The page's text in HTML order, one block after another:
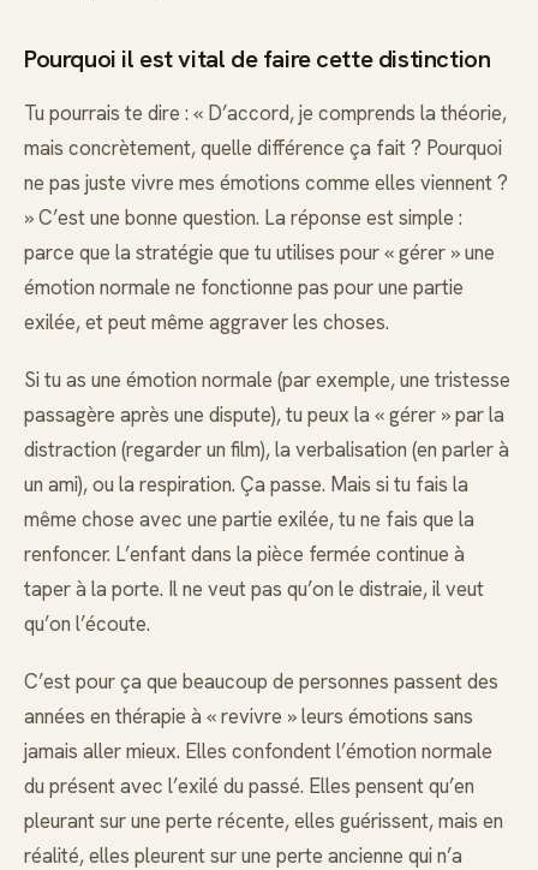
Pourquoi il est vital de faire cette distinction
Tu pourrais te dire : « D’accord, je comprends la théorie,
mais concrètement, quelle différence ça fait ? Pourquoi
ne pas juste vivre mes émotions comme elles viennent ?
» C’est une bonne question. La réponse est simple :
parce que la stratégie que tu utilises pour « gérer » une
émotion normale ne fonctionne pas pour une partie
exilée, et peut même aggraver les choses.
Si tu as une émotion normale (par exemple, une tristesse
passagère après une dispute), tu peux la « gérer » par la
distraction (regarder un film), la verbalisation (en parler à
un ami), ou la respiration. Ça passe. Mais si tu fais la
même chose avec une partie exilée, tu ne fais que la
renfoncer. L’enfant dans la pièce fermée continue à
taper à la porte. Il ne veut pas qu’on le distraie, il veut
qu’on l’écoute.
C’est pour ça que beaucoup de personnes passent des
années en thérapie à « revivre » leurs émotions sans
jamais aller mieux. Elles confondent l’émotion normale
du présent avec l’exilé du passé. Elles pensent qu’en
pleurant sur une perte récente, elles guérissent, mais en
réalité, elles pleurent sur une perte ancienne qui n’a